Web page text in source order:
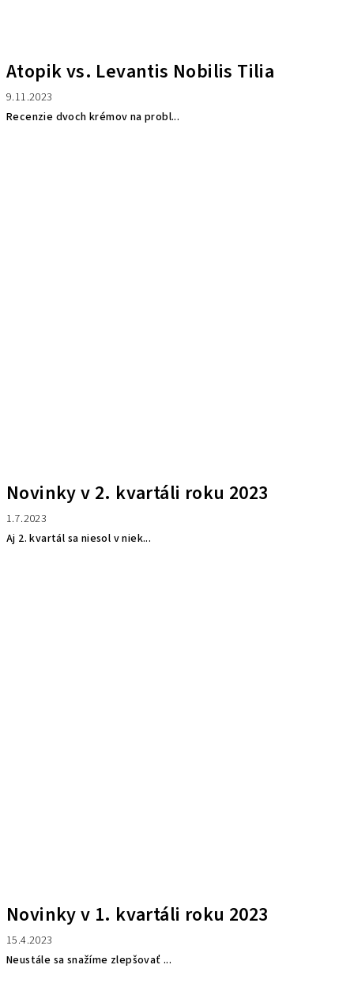
Atopik vs. Levantis Nobilis Tilia
9.11.2023
Recenzie dvoch krémov na probl...
Novinky v 2. kvartáli roku 2023
1.7.2023
Aj 2. kvartál sa niesol v niek...
Novinky v 1. kvartáli roku 2023
15.4.2023
Neustále sa snažíme zlepšovať ...